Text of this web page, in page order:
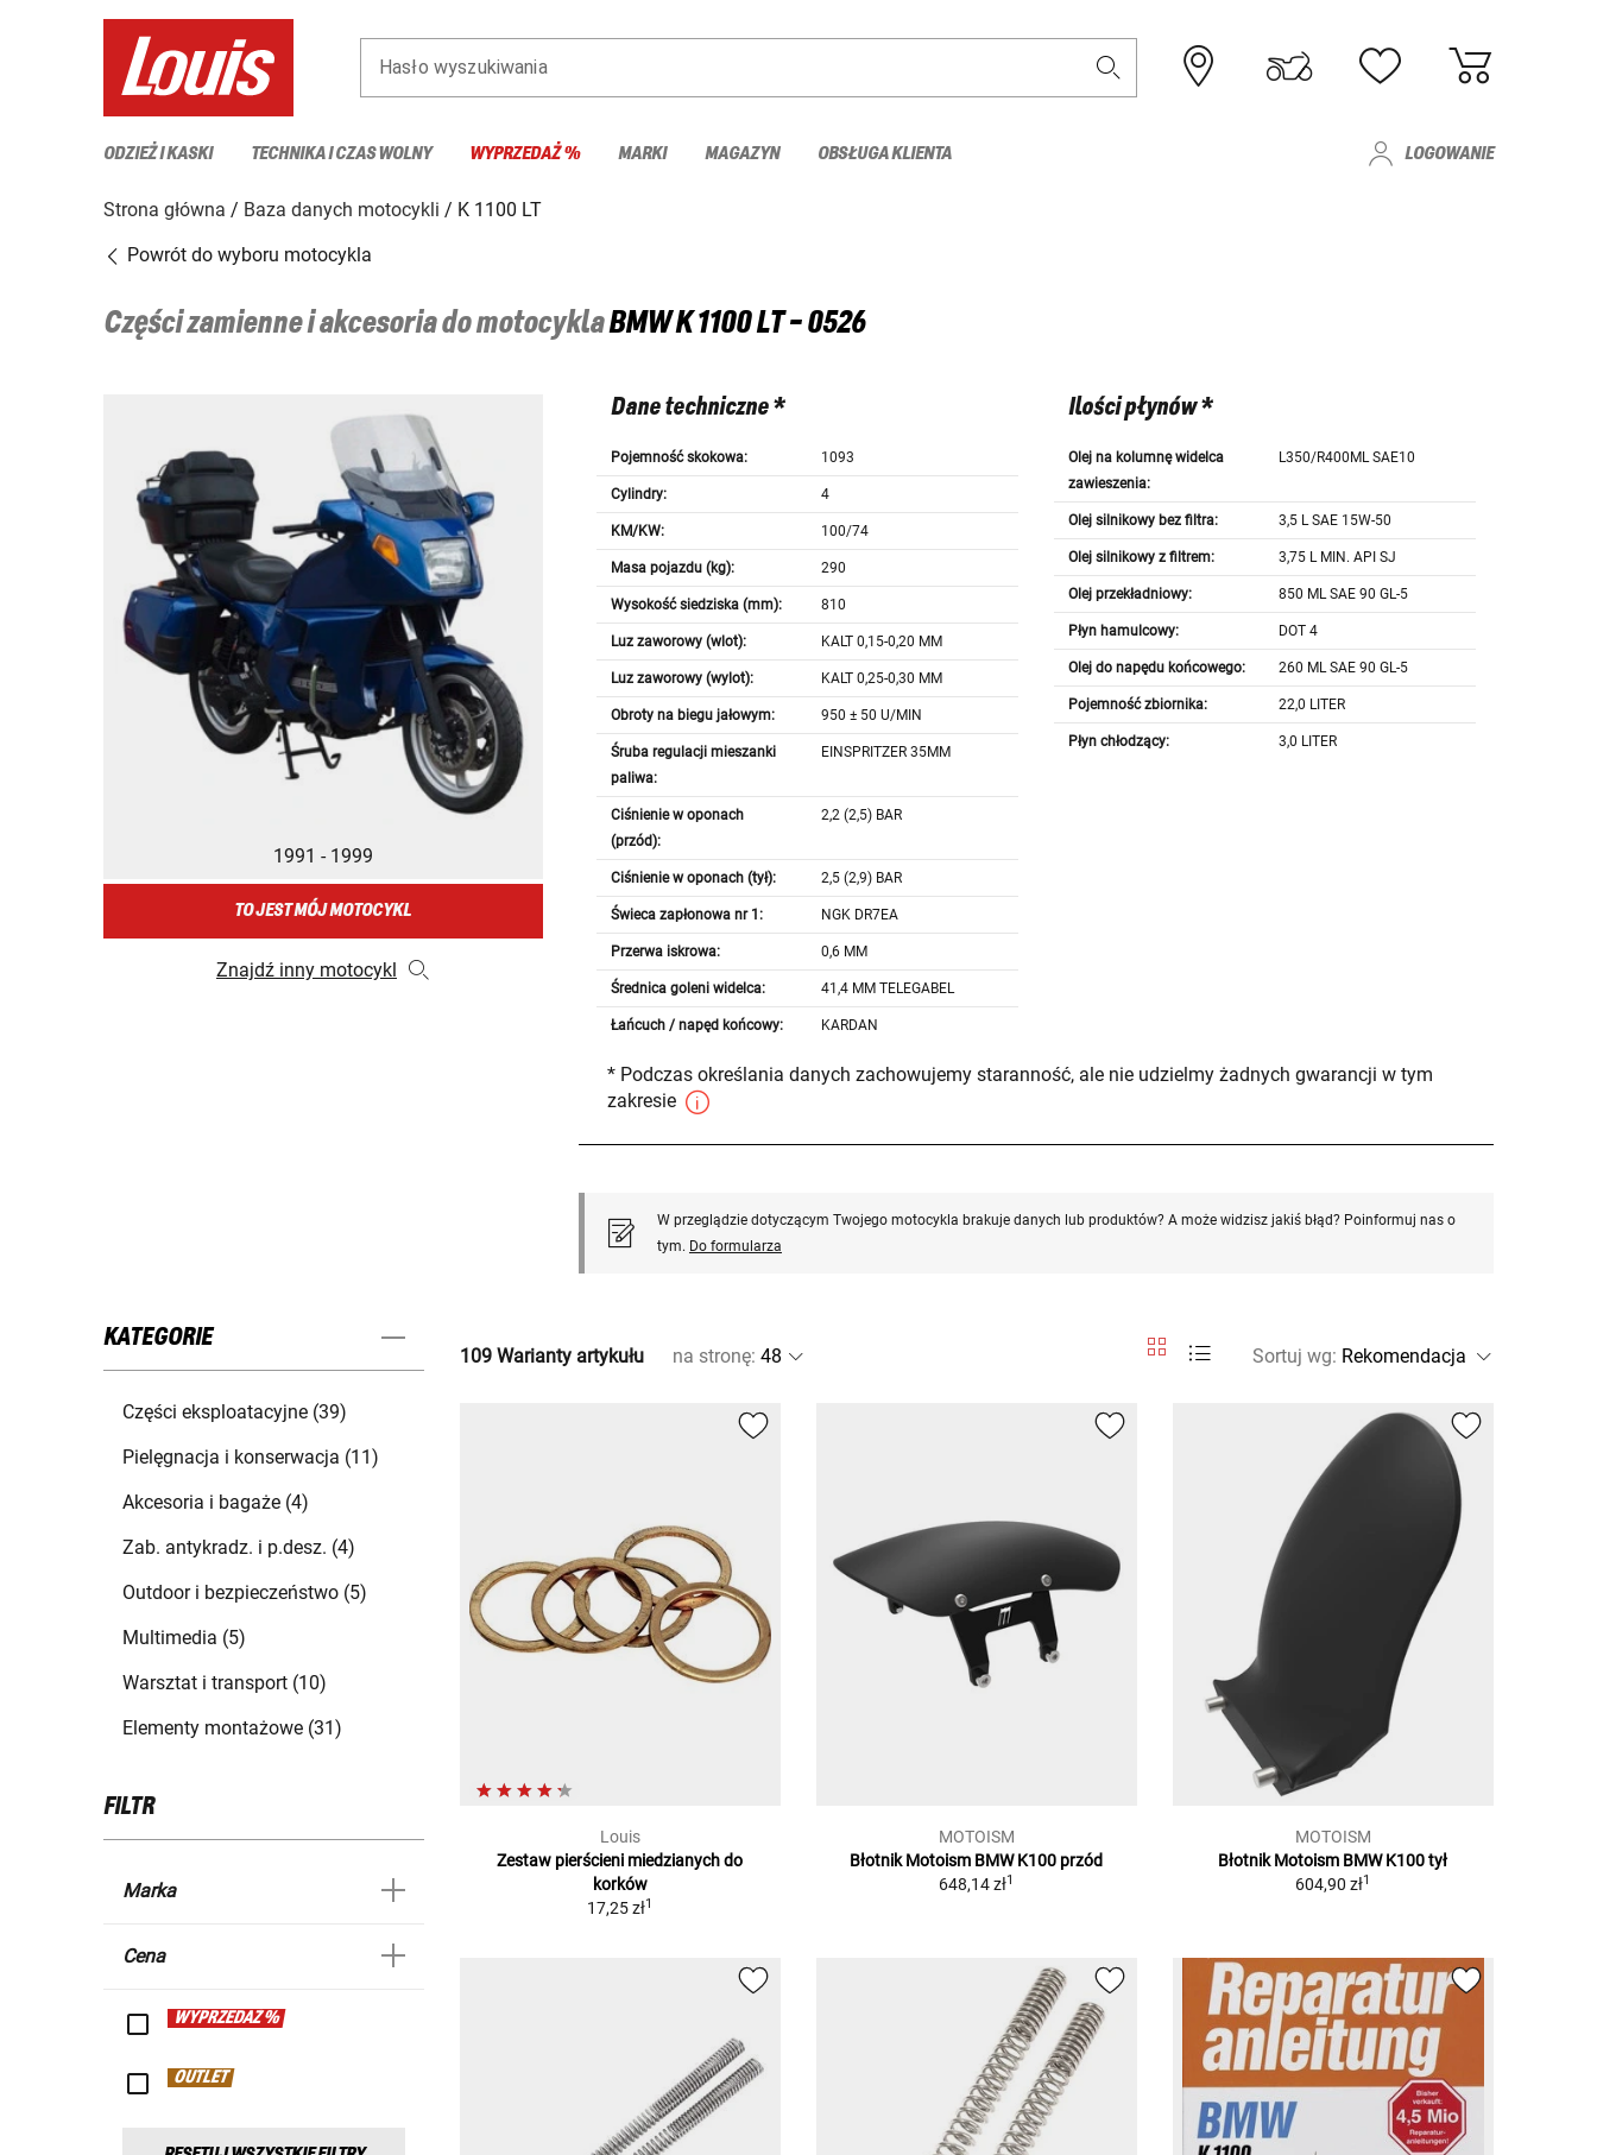
Hasło wyszukiwania
ODZIEŻ I KASKI TECHNIKA I CZAS WOLNY WYPRZEDAŻ % MARKI MAGAZYN OBSŁUGA KLIENTA LOGOWANIE
Strona główna Baza danych motocykli
K 1100 LT
Powrót do wyboru motocykla
Części zamienne i akcesoria do motocyklaBMWK 1100 LT - 0526
1991 - 1999
TO JEST MÓJ MOTOCYKL
Znajdź inny motocykl
Dane techniczne *
Pojemność skokowa: 1093
Cylindry: 4
KM/KW: 100/74
Masa pojazdu (kg): 290
Wysokość siedziska (mm): 810
Luz zaworowy (wlot): KALT 0,15-0,20 MM
Luz zaworowy (wylot): KALT 0,25-0,30 MM
Obroty na biegu jałowym: 950 ± 50 U/MIN
Śruba regulacji mieszanki
paliwa:
EINSPRITZER 35MM
Ciśnienie w oponach
(przód):
2,2 (2,5) BAR
Ciśnienie w oponach (tył): 2,5 (2,9) BAR
Świeca zapłonowa nr 1: NGK DR7EA
Przerwa iskrowa: 0,6 MM
Średnica goleni widelca: 41,4 MM TELEGABEL
Łańcuch / napęd końcowy: KARDAN
Ilości płynów *
Olej na kolumnę widelca
zawieszenia:
L350/R400ML SAE10
Olej silnikowy bez filtra: 3,5 L SAE 15W-50
Olej silnikowy z filtrem: 3,75 L MIN. API SJ
Olej przekładniowy: 850 ML SAE 90 GL-5
Płyn hamulcowy: DOT 4
Olej do napędu końcowego: 260 ML SAE 90 GL-5
Pojemność zbiornika: 22,0 LITER
Płyn chłodzący: 3,0 LITER
* Podczas określania danych zachowujemy staranność, ale nie udzielmy żadnych gwarancji w tym
zakresie
W przeglądzie dotyczącym Twojego motocykla brakuje danych lub produktów? A może widzisz jakiś błąd? Poinformuj nas o
tym. Do formularza
KATEGORIE
Części eksploatacyjne (39)
Pielęgnacja i konserwacja (11)
Akcesoria i bagaże (4)
Zab. antykradz. i p.desz. (4)
Outdoor i bezpieczeństwo (5)
Multimedia (5)
Warsztat i transport (10)
Elementy montażowe (31)
FILTR
Marka
Cena
WYPRZEDAŻ %
OUTLET
109 Warianty artykułu na stronę: Sortuj wg:
Louis
Zestaw pierścieni miedzianych do
korków
17,25 zł1
MOTOISM
Błotnik Motoism BMW K100 przód
648,14 zł1
MOTOISM
Błotnik Motoism BMW K100 tył
604,90 zł1